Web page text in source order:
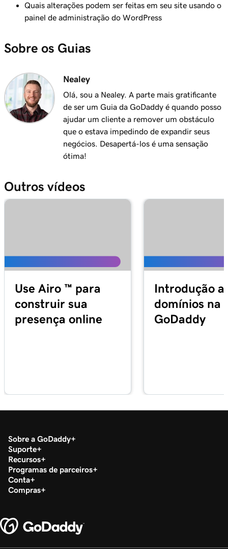
Use o editor de blocos do WordPress
Use e instale temas do WordPress
Aula 12 (de 29)
Use e instale plugins do WordPress
Aula 13 (de 29)
Explore as ferramentas do painel do
WordPress
1m 27s
Postagens do WordPress vs. páginas
Adicionar e atualizar páginas no WordPress
4m 2s
Aula 17 (de 29)
Use a Biblioteca de Blocos no WordPress
3m 20s
Aula 20 (de 29)
Aula 21 (de 29)
Use categorias e tags no WordPress
Aula 22 (de 29)
Otimize imagens no WordPress com palavras-
Aula 23 (de 29)
Quais alterações podem ser feitas em seu site usando o
painel de administração do WordPress
Sobre os Guias
Nealey
Olá, sou a Nealey. A parte mais gratificante
de ser um Guia da GoDaddy é quando posso
ajudar um cliente a remover um obstáculo
que o estava impedindo de expandir seus
negócios. Desapertá-los é uma sensação
ótima!
Outros vídeos
Use Airo ™ para
construir sua
presença online
Introdução
domínios na
GoDaddy
Sobre a GoDaddy
Suporte
Recursos
Programas de parceiros
Conta
Compras